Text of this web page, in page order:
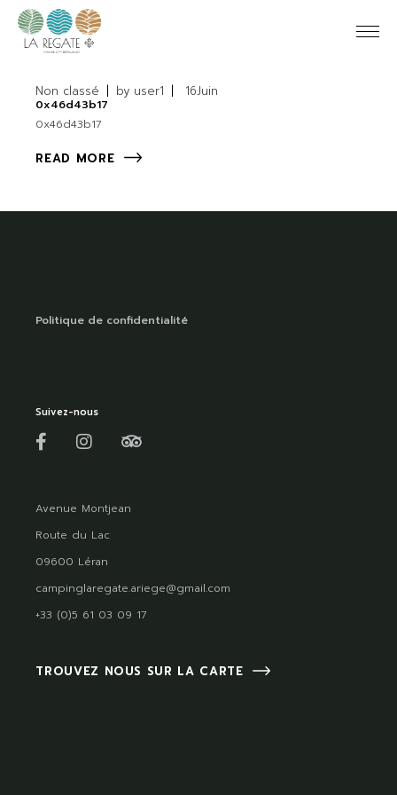
Non classé by user1 16Juin
0x46d43b17
0x46d43b17
READ MORE
Politique de confidentialité
Suivez-nous
Avenue Montjean
Route du Lac
09600 Léran
campinglaregate.ariege@gmail.com
+33 (0)5 61 03 09 17
TROUVEZ NOUS SUR LA CARTE